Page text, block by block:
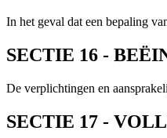
In het geval dat een bepaling
SECTIE 16 -
De verplichtingen en
SECTIE 17 -